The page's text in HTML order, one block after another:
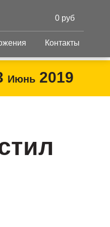
0 руб
Контакты
Июнь 2019